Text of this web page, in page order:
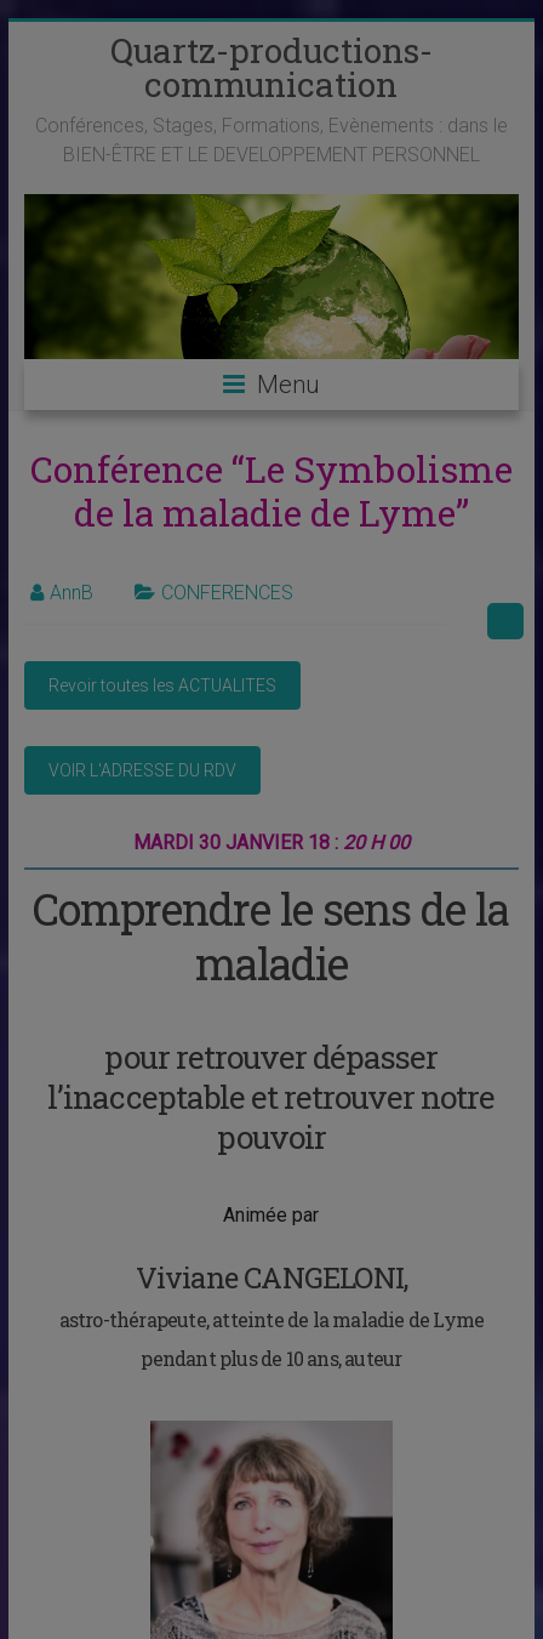
Quartz-productions-
communication
Conférences, Stages, Formations, Evènements : dans le
BIEN-ÊTRE ET LE DEVELOPPEMENT PERSONNEL
Menu
Conférence “Le Symbolisme
de la maladie de Lyme”
AnnB CONFERENCES
MARDI 30 JANVIER 18 : 20 H 00
Comprendre le sens de la
maladie
pour retrouver dépasser
l’inacceptable et retrouver notre
pouvoir
Animée par
Viviane CANGELONI,
astro-thérapeute, atteinte de la maladie de Lyme
pendant plus de 10 ans, auteur